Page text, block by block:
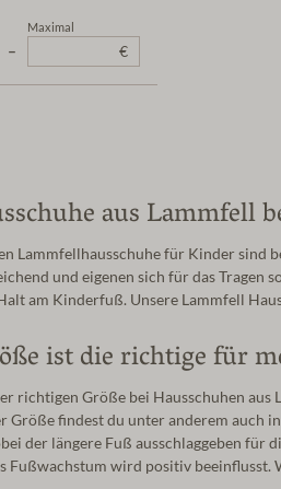
–
Maximal
€
aus Lammfell
Lammfellhausschuhe für Kinder sind
und eigenen sich für das Tragen
am Kinderfuß. Unsere Lammfell
ist die richtige für
richtigen Größe bei Hausschuhen
Größe findest du unter anderem auch
der längere Fuß ausschlaggeben
Fußwachstum wird positiv beeinflusst.